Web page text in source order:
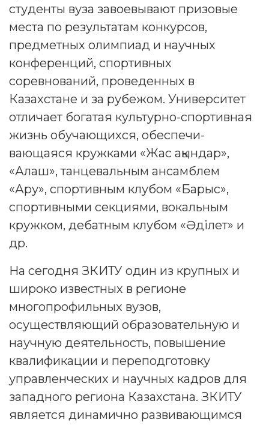
студенты вуза завоевывают призовые
места по результатам конкурсов,
предметных олимпиад и научных
конференций, спортивных
соревнований, проведенных в
Казахстане и за рубежом. Университет
отличает богатая культурно-спортивная
жизнь обучающихся, обеспечи­
вающаяся кружками «Жас ақындар»,
«Алаш», танцевальным ансамблем
«Ару», спортивным клубом «Барыс»,
спортивными секциями, вокальным
кружком, дебатным клубом «Әділет» и
др.
На сегодня ЗКИТУ один из крупных и
широко известных в регионе
многопрофильных вузов,
осуществляющий образовательную и
научную деятельность, повышение
квалификации и переподготовку
управленческих и научных кадров для
западного региона Казахстана. ЗКИТУ
является динамично развивающимся